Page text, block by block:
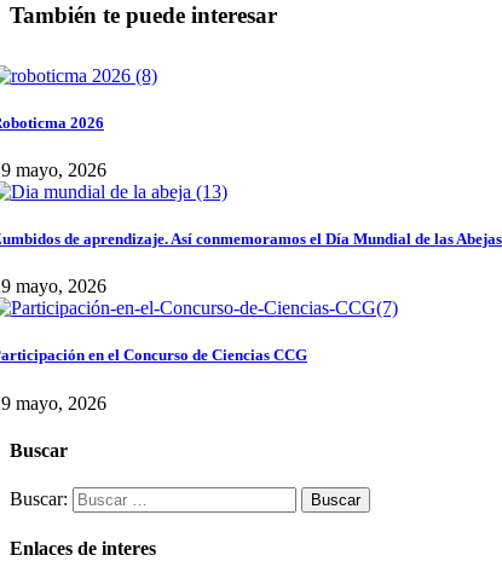
También te puede interesar
2026
mayo, 2026
de aprendizaje. Así conmemoramos el Día Mundial de las
mayo, 2026
en el Concurso de Ciencias CCG
mayo, 2026
Buscar
Buscar:
Enlaces de interes